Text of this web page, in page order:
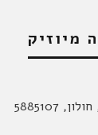
מיוזיק